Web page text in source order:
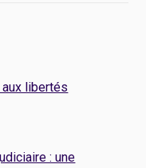
libertés
: une